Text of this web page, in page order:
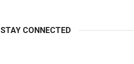
STAY CONNECTED